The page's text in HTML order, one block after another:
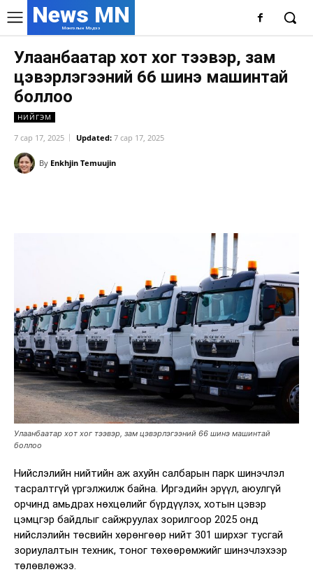
News MN
Монголын Мэдээ
Улаанбаатар хот хог тээвэр, зам
цэвэрлэгээний 66 шинэ машинтай
боллоо
НИЙГЭМ
7 сар 17, 2025 Updated: 7 сар 17, 2025
By Enkhjin Temuujin
Улаанбаатар хот хог тээвэр, зам цэвэрлэгээний 66 шинэ машинтай
боллоо
Нийслэлийн нийтийн аж ахуйн салбарын парк шинэчлэл
тасралтгүй үргэлжилж байна. Иргэдийн эрүүл, аюулгүй
орчинд амьдрах нөхцөлийг бүрдүүлэх, хотын цэвэр
цэмцгэр байдлыг сайжруулах зорилгоор 2025 онд
нийслэлийн төсвийн хөрөнгөөр нийт 301 ширхэг тусгай
зориулалтын техник, тоног төхөөрөмжийг шинэчлэхээр
төлөвлөжээ.